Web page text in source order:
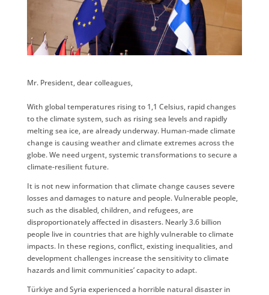
Mr. President, dear colleagues,
With global temperatures rising to 1,1 Celsius, rapid changes
to the climate system, such as rising sea levels and rapidly
melting sea ice, are already underway. Human-made climate
change is causing weather and climate extremes across the
globe. We need urgent, systemic transformations to secure a
climate-resilient future.
It is not new information that climate change causes severe
losses and damages to nature and people. Vulnerable people,
such as the disabled, children, and refugees, are
disproportionately affected in disasters. Nearly 3.6 billion
people live in countries that are highly vulnerable to climate
impacts. In these regions, conflict, existing inequalities, and
development challenges increase the sensitivity to climate
hazards and limit communities’ capacity to adapt.
Türkiye and Syria experienced a horrible natural disaster in